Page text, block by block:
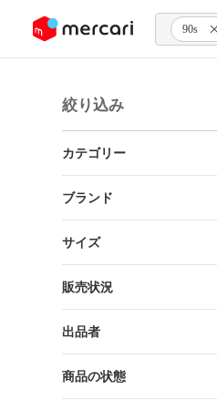
ツにスキップ 90s
絞り込み
カテゴリー
ブランド
サイズ
販売状況
出品者
商品の状態